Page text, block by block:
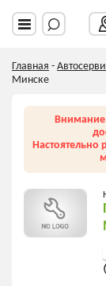
Главная -
Минске
Настоятельно